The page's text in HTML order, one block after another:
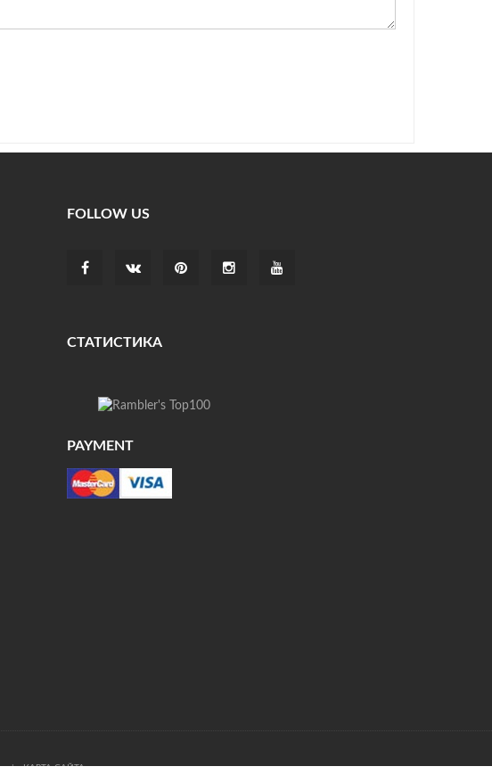
FOLLOW US
СТАТИСТИКА
PAYMENT
КАРТА САЙТА